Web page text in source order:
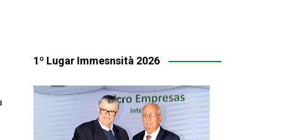
1º Lugar Immesnsità 2026